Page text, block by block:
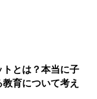
とは？本当に子
育について考え